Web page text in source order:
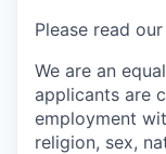
Please read our
We are an
applicants are
employment
religion, sex,